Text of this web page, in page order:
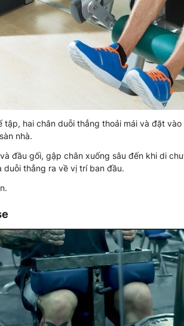
tập, hai chân duỗi thẳng thoải mái và đặt
nhà.
đầu gối, gập chân xuống sâu đến khi di
duỗi thẳng ra về vị trí ban đầu.